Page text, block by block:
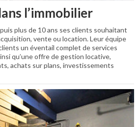
l’immobilier
plus de 10 ans ses clients souhaitant
vente ou location. Leur équipe
un éventail complet de services
qu’une offre de gestion locative,
achats sur plans, investissements